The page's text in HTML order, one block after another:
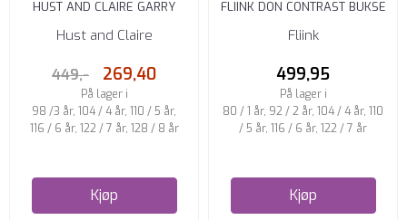
HUST AND CLAIRE GARRY
SOMMERBUKSE SNOW WHITE
Hust and Claire
449,- 269,40
På lager i
98 /3 år, 104 / 4 år, 110 / 5 år,
116 / 6 år, 122 / 7 år, 128 / 8 år
Kjøp
FLIINK DON CONTRAST BUKSE
MEDIUM DENIM BLUE
Fliink
499,95
På lager i
80 / 1 år, 92 / 2 år, 104 / 4 år, 110
/ 5 år, 116 / 6 år, 122 / 7 år
Kjøp